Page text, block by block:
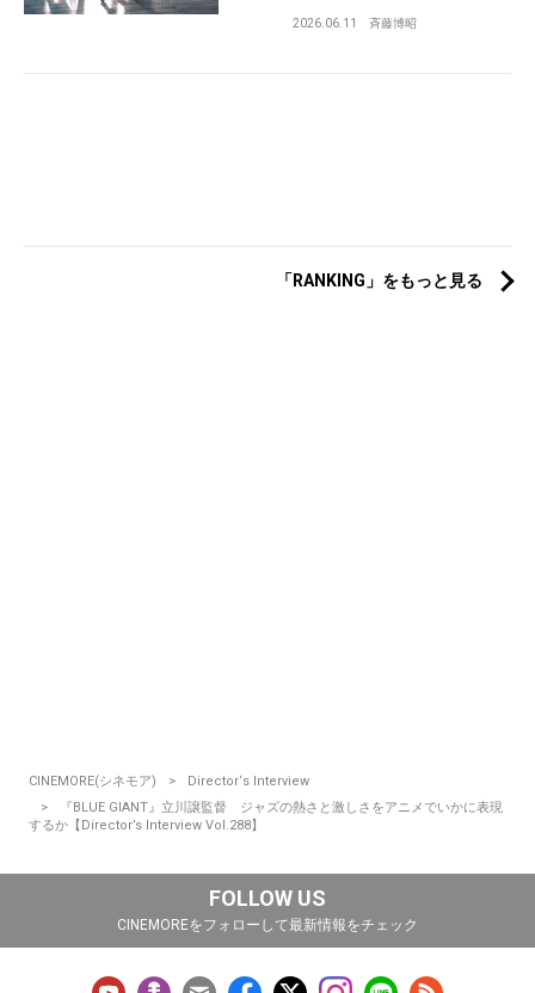
2026.06.11 斉藤博昭
「RANKING」をもっと見る
CINEMORE(シネモア)
Director‘s Interview
『BLUE GIANT』立川譲監督 ジャズの熱さと激しさをアニメでいかに表現
するか【Director’s Interview Vol.288】
FOLLOW US
CINEMOREをフォローして最新情報をチェック